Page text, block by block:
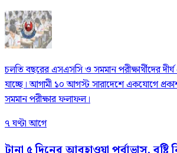
চলতি বছরের এসএসসি ও সমমান পরীক্ষার্থীদের
যাচ্ছে। আগামী ১০ আগস্ট সারাদেশে একযোগে
সমমান পরীক্ষার ফলাফল।
৭ ঘণ্টা আগে